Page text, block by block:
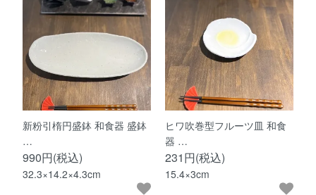
新粉引楕円盛鉢 和食器 盛鉢
…
990円(税込)
32.3×14.2×4.3cm
ヒワ吹巻型フルーツ皿 和食
器 …
231円(税込)
15.4×3cm